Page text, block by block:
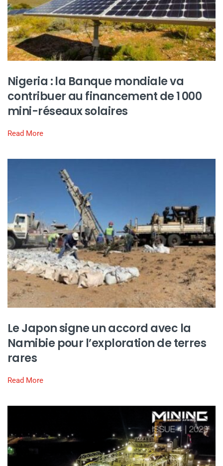
Nigeria : la Banque mondiale va
contribuer au financement de 1 000
mini-réseaux solaires
Read More
Le Japon signe un accord avec la
Namibie pour l’exploration de terres
rares
Read More